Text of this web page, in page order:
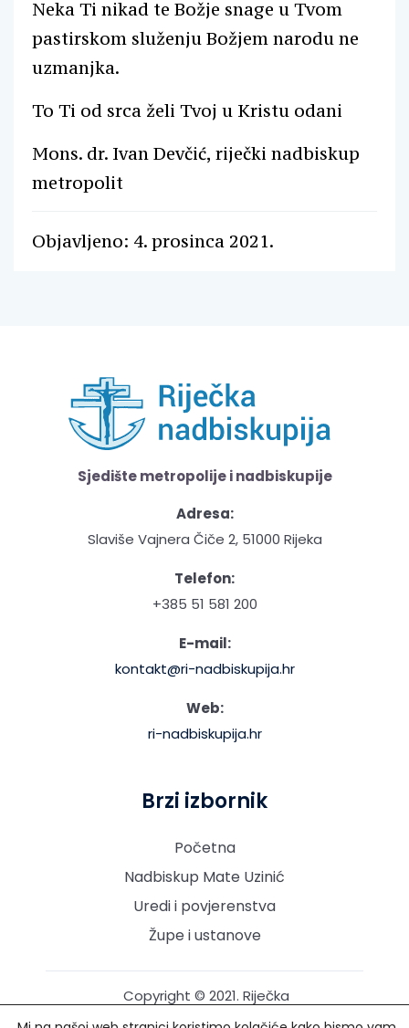
Neka Ti nikad te Božje snage u Tvom
pastirskom služenju Božjem narodu ne
uzmanjka.
To Ti od srca želi Tvoj u Kristu odani
Mons. dr. Ivan Devčić, riječki nadbiskup
metropolit
Objavljeno: 4. prosinca 2021.
Sjedište metropolije i nadbiskupije
Adresa:
Slaviše Vajnera Čiče 2, 51000 Rijeka
Telefon:
+385 51 581 200
E-mail:
kontakt@ri-nadbiskupija.hr
Web:
ri-nadbiskupija.hr
Brzi izbornik
Početna
Nadbiskup Mate Uzinić
Uredi i povjerenstva
Župe i ustanove
Copyright © 2021. Riječka
nadbiskupija. Sva prava